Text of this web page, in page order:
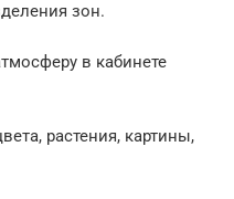
зон.
в кабинете
растения, картины,